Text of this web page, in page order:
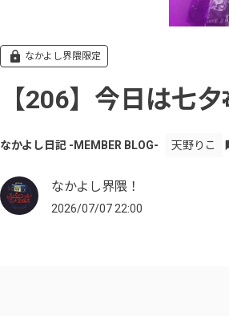
なかよし界隈限定
【206】今日は七
なかよし日記 -MEMBER BLOG- 天野りこ
なかよし界隈！
2026/07/07 22:00